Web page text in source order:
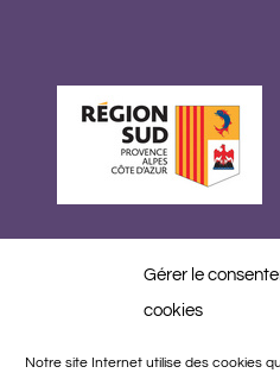
Gérer le
cookies
Notre site Internet utilise des cookies